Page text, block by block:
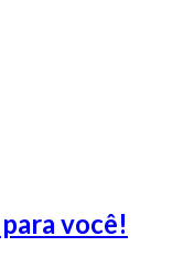
você!